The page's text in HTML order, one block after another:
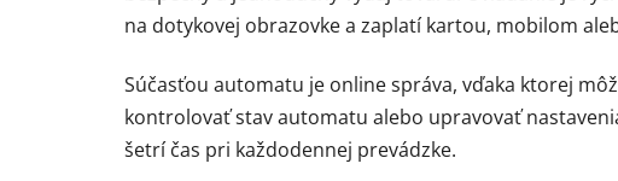
na dotykovej obrazovke a zaplatí kartou, mobilom
Súčasťou automatu je online správa, vďaka ktorej
kontrolovať stav automatu alebo upravovať
šetrí čas pri každodennej prevádzke.